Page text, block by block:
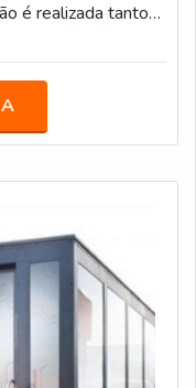
é realizada tanto
muito menor e
do veículo